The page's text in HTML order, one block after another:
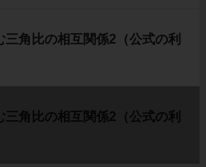
三角比の相互関係2（公式の利
三角比の相互関係2（公式の利